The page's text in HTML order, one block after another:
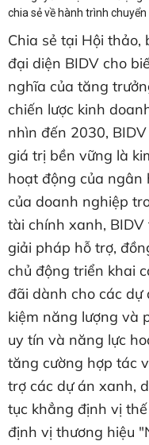
chia sẻ về hành trình
Chia sẻ tại Hội thảo,
đại diện BIDV cho
nghĩa của tăng
chiến lược kinh
nhìn đến 2030,
giá trị bền vững là
hoạt động của ngân
của doanh nghiệp
tài chính xanh,
giải pháp hỗ trợ,
chủ động triển khai
đãi dành cho các
kiệm năng lượng và
uy tín và năng lực
tăng cường hợp tác
trợ các dự án xanh,
tục khẳng định vị
định vị thương hiệu